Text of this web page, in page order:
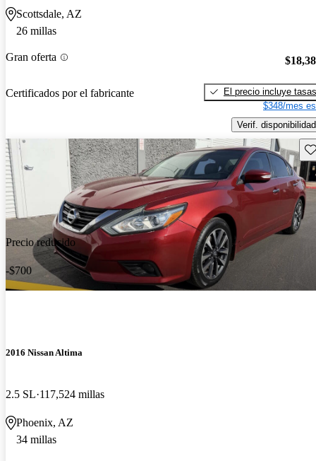
Scottsdale, AZ
26 millas
Gran oferta
Certificados por el fabricante
El precio incluye tasas
$348/mes
Verif. disponibilidad
Precio reducido
-$700
2016 Nissan Altima
2.5 SL 117,524 millas
Phoenix, AZ
34 millas